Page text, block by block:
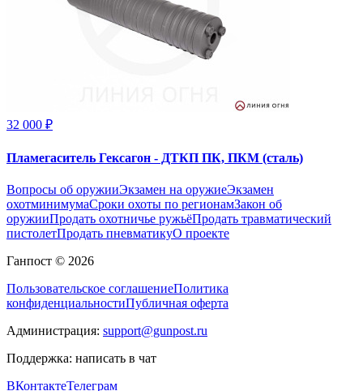
32 000 ₽
Пламегаситель Гексагон - ДТКП ПК, ПКМ (сталь)
Вопросы об оружииЭкзамен на оружиеЭкзамен
охотминимумаСроки охоты по регионамЗакон об
оружииПродать охотничье ружьёПродать травматический
пистолетПродать пневматикуО проекте
Ганпост © 2026
Пользовательское соглашениеПолитика
конфиденциальностиПубличная оферта
Администрация: support@gunpost.ru
Поддержка: написать в чат
ВКонтактеТелеграм